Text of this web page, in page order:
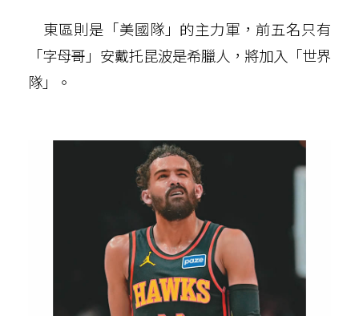
東區則是「美國隊」的主力軍，前五名只有
「字母哥」安戴托昆波是希臘人，將加入「世界
隊」。